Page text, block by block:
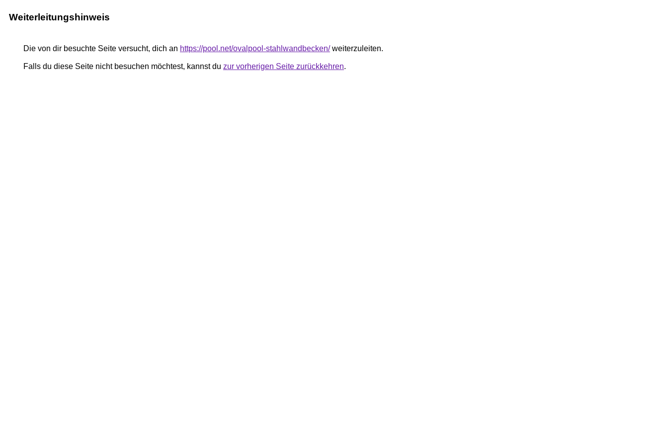
Weiterleitungshinweis
Die von dir besuchte Seite versucht, dich an https://pool.net/ovalpool-stahlwandbecken/weiterzuleiten.
Falls du diese Seite nicht besuchen möchtest, kannst du zur vorherigen Seite zurückkehren.